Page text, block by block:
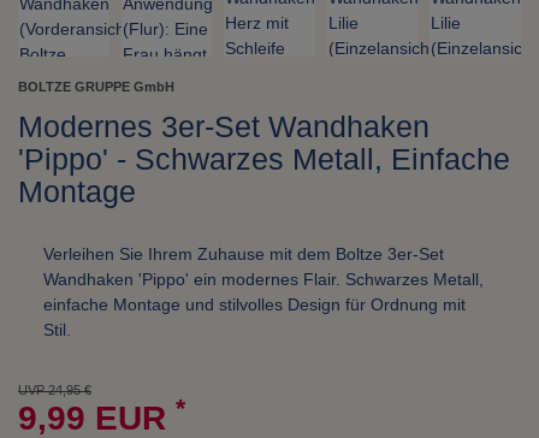
BOLTZE GRUPPE GmbH
Modernes 3er-Set Wandhaken
'Pippo' - Schwarzes Metall, Einfache
Montage
Verleihen Sie Ihrem Zuhause mit dem Boltze 3er-Set
Wandhaken 'Pippo' ein modernes Flair. Schwarzes Metall,
einfache Montage und stilvolles Design für Ordnung mit
Stil.
UVP 24,95 €
9,99 EUR *